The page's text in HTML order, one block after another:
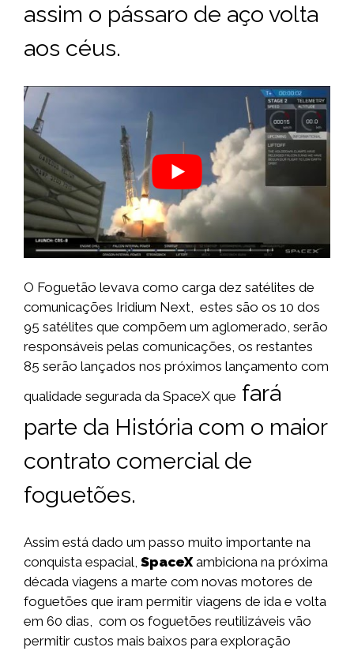
assim o pássaro de aço volta
aos céus.
O Foguetão levava como carga dez satélites de
comunicações Iridium Next, estes são os 10 dos
95 satélites que compõem um aglomerado, serão
responsáveis pelas comunicações, os restantes
85 serão lançados nos próximos lançamento com
qualidade segurada da SpaceX que fará
parte da História com o maior
contrato comercial de
foguetões.
Assim está dado um passo muito importante na
conquista espacial, SpaceXambiciona na próxima
década viagens a marte com novas motores de
foguetões que iram permitir viagens de ida e volta
em 60 dias, com os foguetões reutilizáveis vão
permitir custos mais baixos para exploração